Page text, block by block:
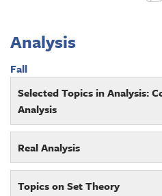
Analysis
Fall
Selected Topics in Analysis:
Analysis
Real Analysis
Topics on Set Theory